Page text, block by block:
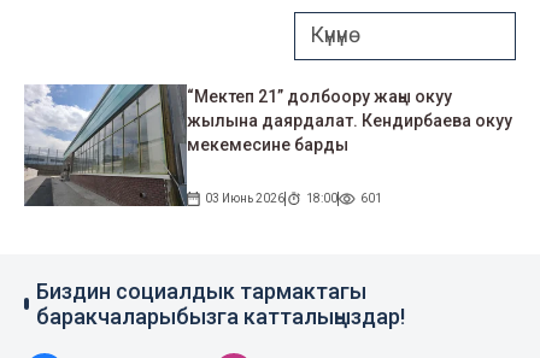
“Мектеп 21” долбоору жаңы окуу
жылына даярдалат. Кендирбаева окуу
мекемесине барды
03 Июнь 2026 18:00 601
Биздин социалдык тармактагы
баракчаларыбызга катталыңыздар!